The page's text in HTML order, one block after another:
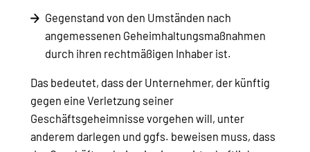
Gegenstand von den Umständen nach
angemessenen Geheimhaltungsmaßnahmen
durch ihren rechtmäßigen Inhaber ist.
Das bedeutet, dass der Unternehmer, der künftig
gegen eine Verletzung seiner
Geschäftsgeheimnisse vorgehen will, unter
anderem darlegen und ggfs. beweisen muss, dass